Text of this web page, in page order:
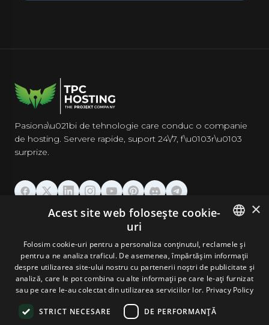
Pasiona\u021bi de tehnologie care conduc o companie
de hosting. Servere rapide, suport 24\/7, f\u0103r\u0103
surprize.
GĂZDUIRE
DOMENII & EMAIL
UNELTE & SECURITATE
COMPANIE
ENGLISH
GERMAN
ROMANIAN
×
Acest site web folosește cookie-
uri
Folosim cookie-uri pentru a personaliza conținutul, reclamele și
pentru a ne analiza traficul. De asemenea, împărtășim informații
despre utilizarea site-ului nostru cu partenerii noștri de publicitate și
analiză, care le pot combina cu alte informații pe care le-ați furnizat
sau pe care le-au colectat din utilizarea serviciilor lor. Privacy Policy
STRICT NECESARE DE PERFORMANȚĂ